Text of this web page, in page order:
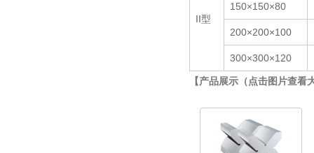
II型
150×150×80
200×200×100
300×300×120
【产品展示（点击图片查看